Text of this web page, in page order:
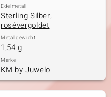
Edelmetall
Sterling Silber,
rosévergoldet
Metallgewicht
1,54 g
Marke
KM by Juwelo